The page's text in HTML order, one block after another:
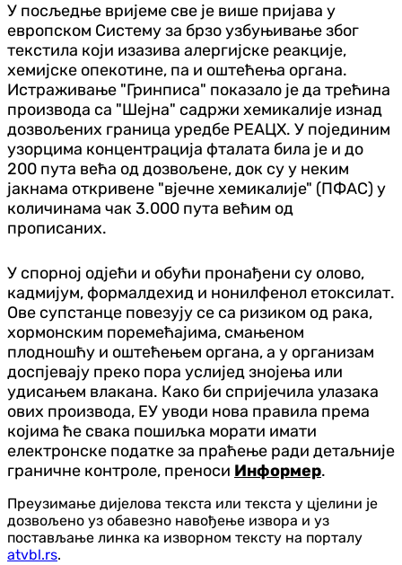
У посљедње вријеме све је више пријава у
европском Систему за брзо узбуњивање због
текстила који изазива алергијске реакције,
хемијске опекотине, па и оштећења органа.
Истраживање "Гринписа" показало је да трећина
производа са "Шејна" садржи хемикалије изнад
дозвољених граница уредбе РЕАЦХ. У појединим
узорцима концентрација фталата била је и до
200 пута већа од дозвољене, док су у неким
јакнама откривене "вјечне хемикалије" (ПФАС) у
количинама чак 3.000 пута већим од
прописаних.
У спорној одјећи и обући пронађени су олово,
кадмијум, формалдехид и нонилфенол етоксилат.
Ове супстанце повезују се са ризиком од рака,
хормонским поремећајима, смањеном
плодношћу и оштећењем органа, а у организам
доспјевају преко пора услијед знојења или
удисањем влакана. Како би спријечила улазака
ових производа, ЕУ уводи нова правила према
којима ће свака пошиљка морати имати
електронске податке за праћење ради детаљније
граничне контроле, преноси Информер.
Преузимање дијелова текста или текста у цјелини је
дозвољено уз обавезно навођење извора и уз
постављање линка ка изворном тексту на порталу
atvbl.rs.